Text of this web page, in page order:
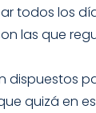
todos los
las que
quizá en